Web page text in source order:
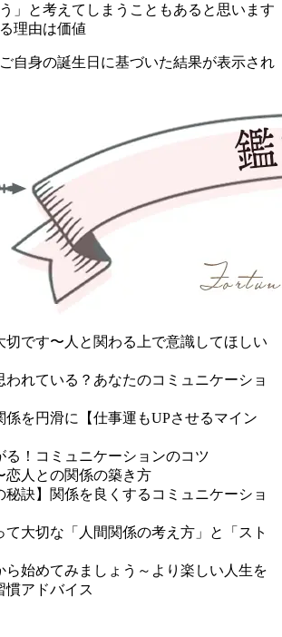
」と考えてしまうこともあると思います
理由は価値
自身の誕生日に基づいた結果が表示され
切です〜人と関わる上で意識してほしい
われている？あなたのコミュニケーショ
係を円滑に【仕事運もUPさせるマイン
る！コミュニケーションのコツ
恋人との関係の築き方
秘訣】関係を良くするコミュニケーショ
て大切な「人間関係の考え方」と「スト
ら始めてみましょう～より楽しい人生を
慣アドバイス